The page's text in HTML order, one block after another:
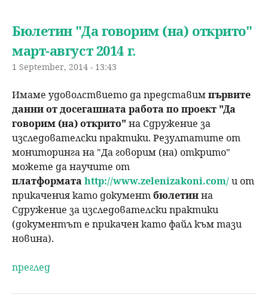
Бюлетин "Да говорим (на) открито"
март-август 2014 г.
1 September, 2014 - 13:43
Имаме удоволствието да представимпървите
данни от досегашната работа по проект "Да
говорим (на) открито" на Сдружение за
изследователски практики. Резултатите от
мониторинга на "Да говорим (на) открито"
можете да научите от
платформата http://www.zelenizakoni.com/и от
прикачения като документбюлетинна
Сдружение за изследователски практики
(документът е прикачен като файл към тази
новина).
преглед